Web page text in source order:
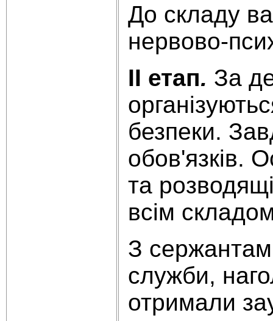
До складу
нервово-
II етап. За
безпеки.
обов'язків.
та
всім
З
служби,
отримали